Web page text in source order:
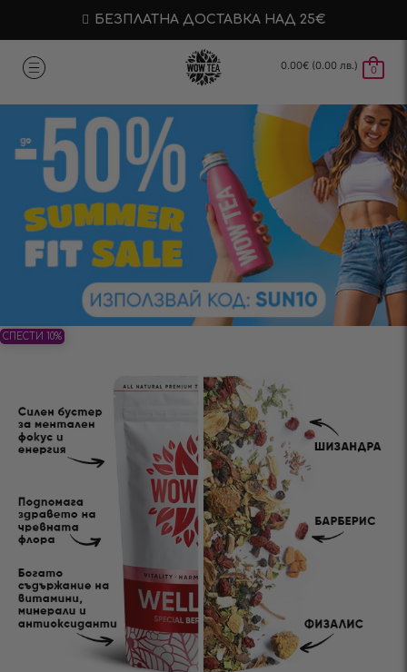
БЕЗПЛАТНА ДОСТАВКА НАД 25€
0.00€ (0.00 лв.) 0
СПЕСТИ 10%